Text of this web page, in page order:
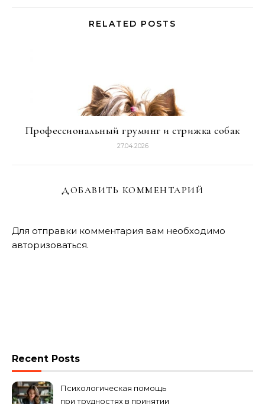
RELATED POSTS
Профессиональный груминг и стрижка собак
27.04.2026
ДОБАВИТЬ КОММЕНТАРИЙ
Для отправки комментария вам необходимо
авторизоваться.
Recent Posts
Психологическая помощь
при трудностях в принятии